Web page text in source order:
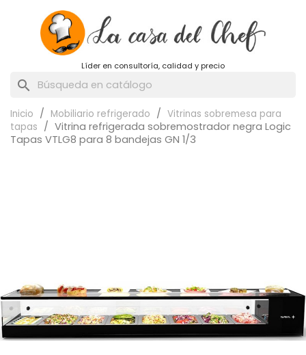
Líder en consultoría, calidad y precio
search
Inicio Mobiliario refrigerado
Vitrinas sobremesa para
tapas
Vitrina refrigerada sobremostrador negra Logic
Tapas VTLG8 para 8 bandejas GN 1/3